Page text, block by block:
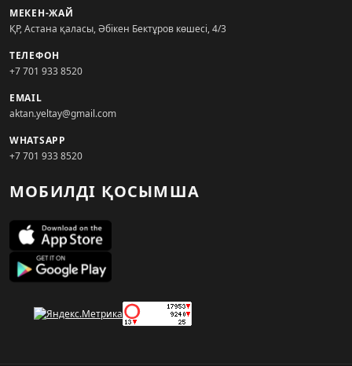
МЕКЕН-ЖАЙ
ҚР, Астана қаласы, Әбікен Бектұров көшесі, 4/3
ТЕЛЕФОН
+7 701 933 8520
EMAIL
aktan.yeltay@gmail.com
WHATSAPP
+7 701 933 8520
МОБИЛДІ ҚОСЫМША